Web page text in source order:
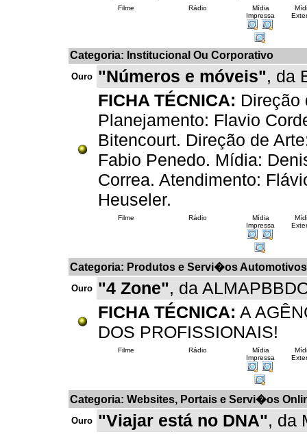
Filme Rádio
Mídia
Impressa
Categoria: Institucional Ou Corporativo
Ouro "Números e móveis", da
FICHA TÉCNICA: Direção
Planejamento: Flavio
Bitencourt. Direção de
Fabio Penedo. Mídia:
Correa. Atendimento:
Heuseler.
Filme Rádio
Mídia
Impressa
Categoria: Produtos e Servi�os Automotivos
Ouro "4 Zone", da
FICHA TÉCNICA: A
DOS PROFISSIONAIS!
Filme Rádio
Mídia
Impressa
Categoria: Websites, Portais e Servi�os
Ouro "Viajar está no DNA", da